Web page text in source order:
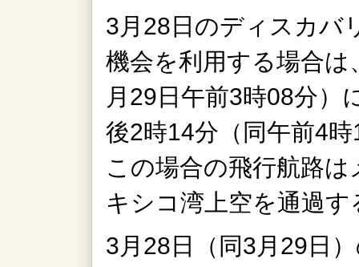
3月28日のディスカバ
機会を利用する場合は
月29日午前3時08分）
後2時14分（同午前4
この場合の飛行航路
キシコ湾上空を通過
3月28日（同3月29日